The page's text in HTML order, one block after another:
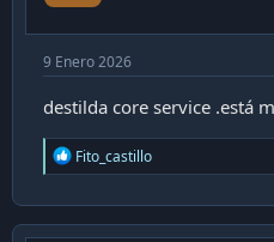
9 Enero 2026
destilda core service .está
R
e
c
t
Fito_castillo